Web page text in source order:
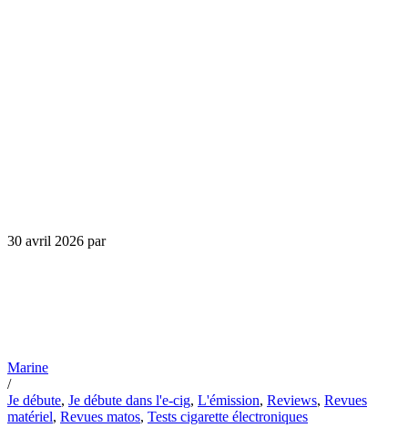
30 avril 2026 par
Marine
/
Je débute, Je débute dans l'e-cig, L'émission, Reviews, Revues
matériel, Revues matos, Tests cigarette électroniques